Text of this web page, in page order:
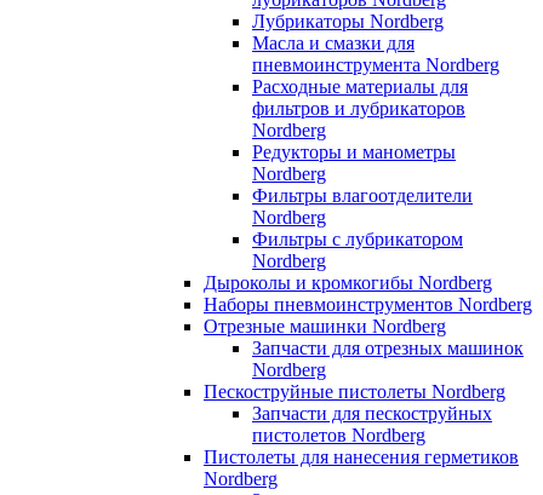
Лубрикаторы Nordberg
Масла и смазки для
пневмоинструмента Nordberg
Расходные материалы для
фильтров и лубрикаторов
Nordberg
Редукторы и манометры
Nordberg
Фильтры влагоотделители
Nordberg
Фильтры с лубрикатором
Nordberg
Дыроколы и кромкогибы Nordberg
Наборы пневмоинструментов Nordberg
Отрезные машинки Nordberg
Запчасти для отрезных машинок
Nordberg
Пескоструйные пистолеты Nordberg
Запчасти для пескоструйных
пистолетов Nordberg
Пистолеты для нанесения герметиков
Nordberg